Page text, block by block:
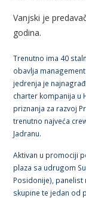
Vanjski je
godina.
Trenutno ima 40
obavlja
jedrenja je
charter kompanija u
priznanja za razvoj
trenutno najveća
Jadranu.
Aktivan u promociji
plaza sa udrugom
Posidonije), panelist
skupine te jedan od